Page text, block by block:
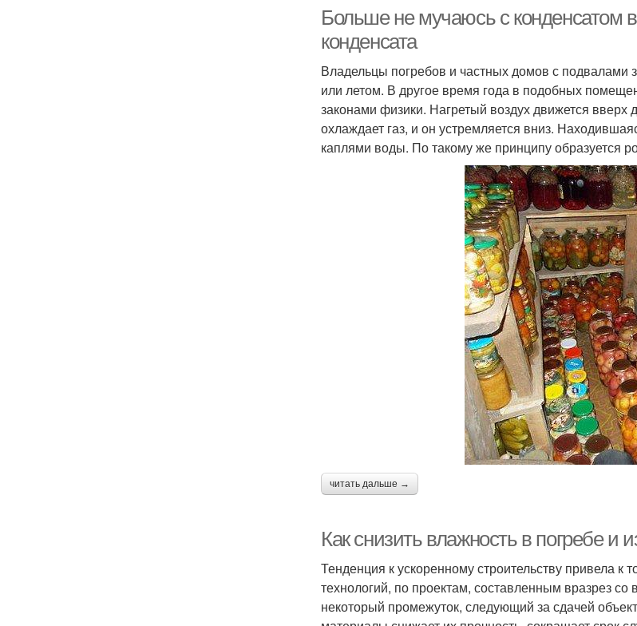
Больше не мучаюсь с конденсатом
конденсата
Владельцы погребов и частных домов с подвалами
или летом. В другое время года в подобных
законами физики. Нагретый воздух движется вверх
охлаждает газ, и он устремляется вниз.
каплями воды. По такому же принципу образуется
читать дальше →
Как снизить влажность в погребе и
Тенденция к ускоренному строительству привела
технологий, по проектам, составленным вразрез
некоторый промежуток, следующий за сдачей